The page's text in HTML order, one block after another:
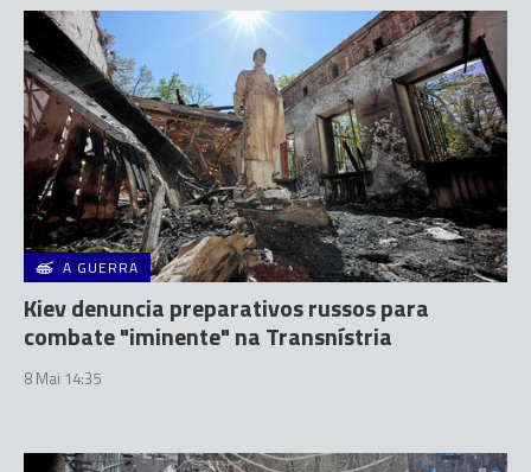
A GUERRA
Kiev denuncia preparativos russos para
combate "iminente" na Transnístria
8 Mai 14:35